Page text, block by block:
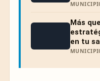
Más
en tu